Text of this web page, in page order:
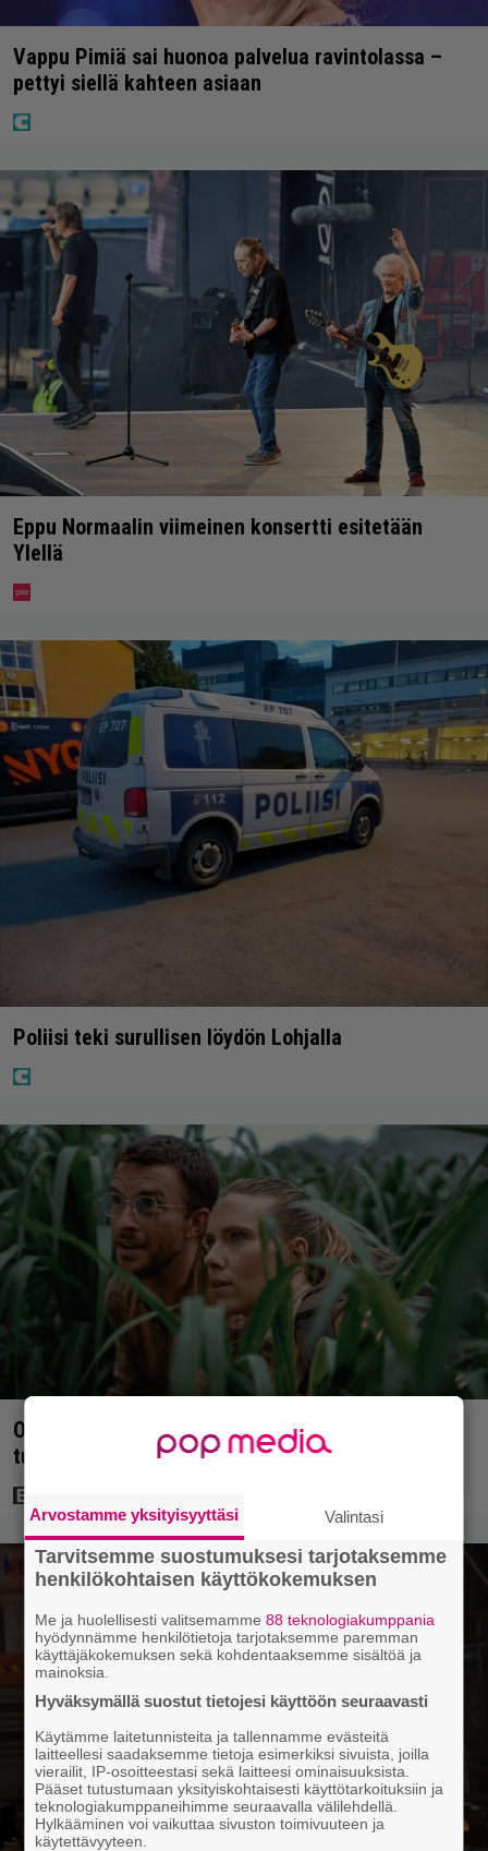
Vappu Pimiä sai huonoa palvelua ravintolassa –
pettyi siellä kahteen asiaan
Eppu Normaalin viimeinen konsertti esitetään
Ylellä
Poliisi teki surullisen löydön Lohjalla
Ohjaaja lähti kalppimaan 870 miljoonaa dollaria
tuottaneen elokuvan jatko-osasta
Arvostamme yksityisyyttäsi Valintasi
Tarvitsemme suostumuksesi tarjotaksemme
henkilökohtaisen käyttökokemuksen
Me ja huolellisesti valitsemamme88 teknologiakumppania
hyödynnämme henkilötietoja tarjotaksemme paremman
käyttäjäkokemuksen sekä kohdentaaksemme sisältöä ja
mainoksia.
Hyväksymällä suostut tietojesi käyttöön seuraavasti
Käytämme laitetunnisteita ja tallennamme evästeitä
laitteellesi saadaksemme tietoja esimerkiksi sivuista, joilla
vierailit, IP-osoitteestasi sekä laitteesi ominaisuuksista.
Pääset tutustumaan yksityiskohtaisesti käyttötarkoituksiin ja
teknologiakumppaneihimme seuraavalla välilehdellä.
Hylkääminen voi vaikuttaa sivuston toimivuuteen ja
käytettävyyteen.